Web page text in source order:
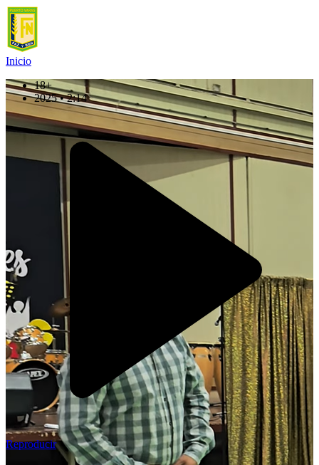
Inicio
18+
2025 • 2:14
Reproducir